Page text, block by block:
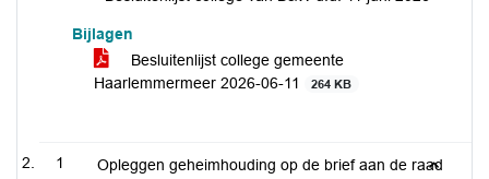
Bijlagen
Besluitenlijst college gemeente
Haarlemmermeer 2026-06-11
264 KB
1
Opleggen geheimhouding op de brief aan de raad